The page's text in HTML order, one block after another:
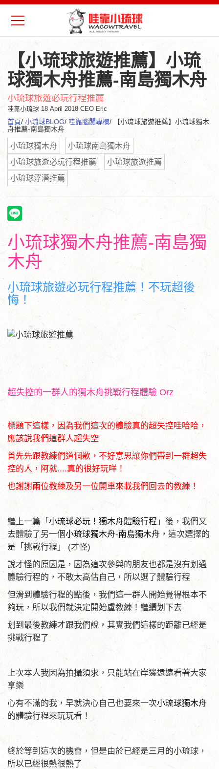
【小琉球旅遊推薦】小琉
球獨木舟推薦-南島獨木舟
小琉球旅遊必玩行程推薦
哇靠小琉球 18 April 2018 CEO Eric
首頁/ 小琉球BLOG/ 哇靠腦闆專欄/ 【小琉球旅遊推薦】小琉球獨木
舟推薦-南島獨木舟
小琉球獨木舟
小琉球南島獨木舟
小琉球旅遊必玩行程推薦
小琉球旅遊推薦
小琉球浮潛推薦
小琉球獨木舟推薦-南島獨
木舟
小琉球旅遊必玩行程推薦！不玩超後
悔！
超失控的一群人的獨木舟挑戰行程體驗 Orz
標題下這樣，因為我們這次的體驗真的超失控哇哈哈，
應該說我們這群人超失空
首先先跟教練們道個歉，不好意思讓你們帶到一群超失
控的人，阿就....真的很好玩咩！
也謝謝兩位教練及另一位開車來載我們回去的教練！
繼上一篇「 小琉球必玩！獨木舟體驗行程 」後，我們又
去體驗了另一個小琉球獨木舟-南島獨木舟 ，這次選擇的
是「挑戰行程」 (才怪)
說才怪的原因是，因為這次參與的朋友也都是沒有划過
體驗行程的，不敢太高估自己，所以選了體驗行程
但滑到體驗行程的點後，我們這一群人開始覺得根本不
夠玩，所以我們就決定開始盧教練！繼續划下去
划到最後教練才跟我們說，其實我們這樣的距離已經是
挑戰行程了
上次本人我因為拍攝須求，只能站在岸邊遠遠看著大家
享樂
心有不滿的我，早就決心自己也要來一次小琉球獨木舟
的體驗行程來玩玩看！
終於等到這次的機會，但是由於已經是三月的小琉球，
所以已經很熱很熱了